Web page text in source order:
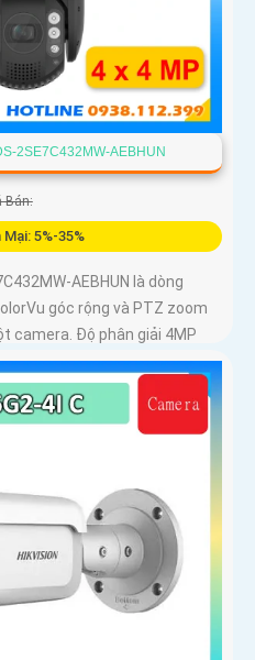
2SE7C432MW-AEBHUN
Bán:
Mại: 5%-35%
AEBHUN là dòng
góc rộng và PTZ zoom
camera. Độ phân giải 4MP